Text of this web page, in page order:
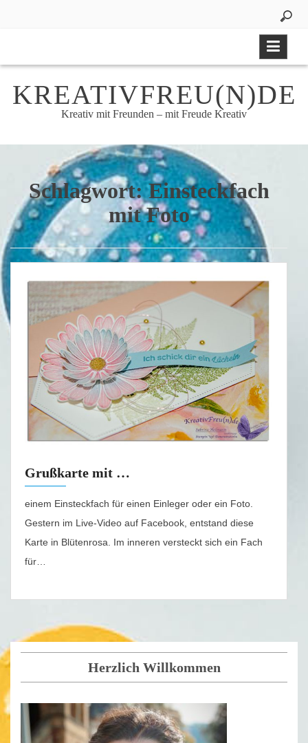
KREATIVFREU(N)DE
Kreativ mit Freunden – mit Freude Kreativ
Schlagwort:Einsteckfach
mit Foto
Grußkarte mit …
einem Einsteckfach für einen Einleger oder ein Foto.
Gestern im Live-Video auf Facebook, entstand diese
Karte in Blütenrosa. Im inneren versteckt sich ein Fach
für…
Herzlich Willkommen